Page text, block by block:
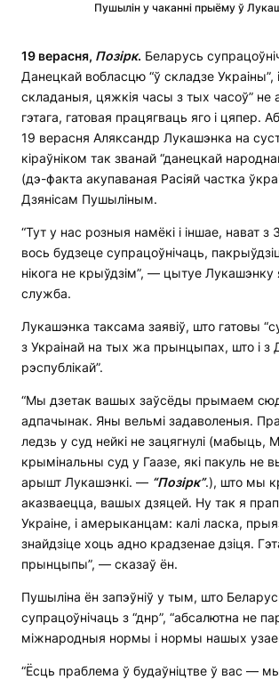
Пушылін у чаканні прыёму ў
19 верасня, Позірк. Беларусь
Данецкай вобласцю “ў складзе Украіны”,
складаныя, цяжкія часы з тых часоў” не
гэтага, гатовая працягваць яго і цяпер.
19 верасня Аляксандр Лукашэнка на
кіраўніком так званай “данецкай
(дэ-факта акупаваная Расіяй частка
Дзянісам Пушыліным.
“Тут у нас розныя намёкі і іншае, нават
вось будзеце супрацоўнічаць,
нікога не крыўдзім”, — цытуе Лукашэнку
служба.
Лукашэнка таксама заявіў, што гатовы
з Украінай на тых жа прынцыпах, што і з
рэспублікай”.
“Мы дзетак вашых заўсёды прымаем
адпачынак. Яны вельмі задаволеныя.
ледзь у суд нейкі не зацягнулі (мабыць,
крымінальны суд у Гаазе, які пакуль не
арышт Лукашэнкі. — “Позірк”.), што мы
аказваецца, вашых дзяцей. Ну так я
Украіне, і амерыканцам: калі ласка,
знайдзіце хоць адно крадзенае дзіця.
прынцыпы”, — сказаў ён.
Пушыліна ён запэўніў у тым, што
супрацоўнічаць з “днр”, “абсалютна не
міжнародныя нормы і нормы нашых
“Ёсць праблема ў будаўніцтве ў вас —